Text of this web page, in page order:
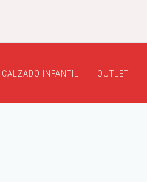
CALZADO INFANTIL OUTLET